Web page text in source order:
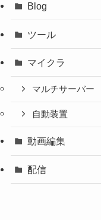
Blog
ツール
マイクラ
マルチサーバー
自動装置
動画編集
配信